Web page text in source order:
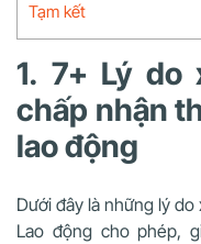
Tạm kết
1. 7+ Lý do
chấp nhận
lao động
Dưới đây là những lý
Lao động cho phép,